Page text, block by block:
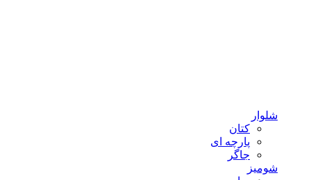
شلوار
کتان
پارچه ای
جاگر
شومیز